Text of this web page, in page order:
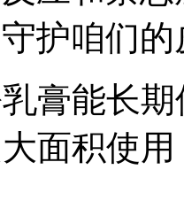
护咱们
膏能长
面积使